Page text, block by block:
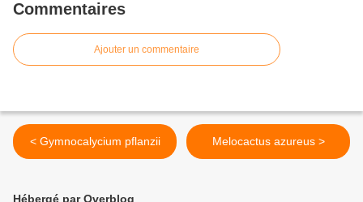
Commentaires
Ajouter un commentaire
< Gymnocalycium pflanzii Melocactus azureus >
Hébergé par Overblog